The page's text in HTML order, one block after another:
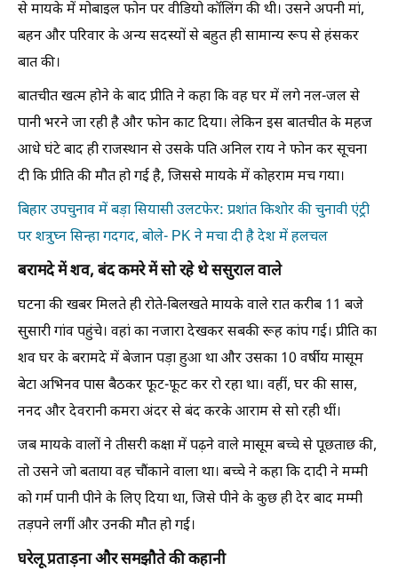
से मायके में मोबाइल फोन पर वीडियो कॉलिंग की थी। उसने अपनी मां,
बहन और परिवार के अन्य सदस्यों से बहुत ही सामान्य रूप से हंसकर
बात की।
बातचीत खत्म होने के बाद प्रीति ने कहा कि वह घर में लगे नल-जल से
पानी भरने जा रही है और फोन काट दिया। लेकिन इस बातचीत के महज
आधे घंटे बाद ही राजस्थान से उसके पति अनिल राय ने फोन कर सूचना
दी कि प्रीति की मौत हो गई है, जिससे मायके में कोहराम मच गया।
बिहार उपचुनाव में बड़ा सियासी उलटफेर: प्रशांत किशोर की चुनावी एंट्री
पर शत्रुघ्न सिन्हा गदगद, बोले- PK ने मचा दी है देश में हलचल
बरामदे में शव, बंद कमरे में सो रहे थे ससुराल वाले
घटना की खबर मिलते ही रोते-बिलखते मायके वाले रात करीब 11 बजे
सुसारी गांव पहुंचे। वहां का नजारा देखकर सबकी रूह कांप गई। प्रीति का
शव घर के बरामदे में बेजान पड़ा हुआ था और उसका 10 वर्षीय मासूम
बेटा अभिनव पास बैठकर फूट-फूट कर रो रहा था। वहीं, घर की सास,
ननद और देवरानी कमरा अंदर से बंद करके आराम से सो रही थीं।
जब मायके वालों ने तीसरी कक्षा में पढ़ने वाले मासूम बच्चे से पूछताछ की,
तो उसने जो बताया वह चौंकाने वाला था। बच्चे ने कहा कि दादी ने मम्मी
को गर्म पानी पीने के लिए दिया था, जिसे पीने के कुछ ही देर बाद मम्मी
तड़पने लगीं और उनकी मौत हो गई।
घरेलू प्रताड़ना और समझौते की कहानी